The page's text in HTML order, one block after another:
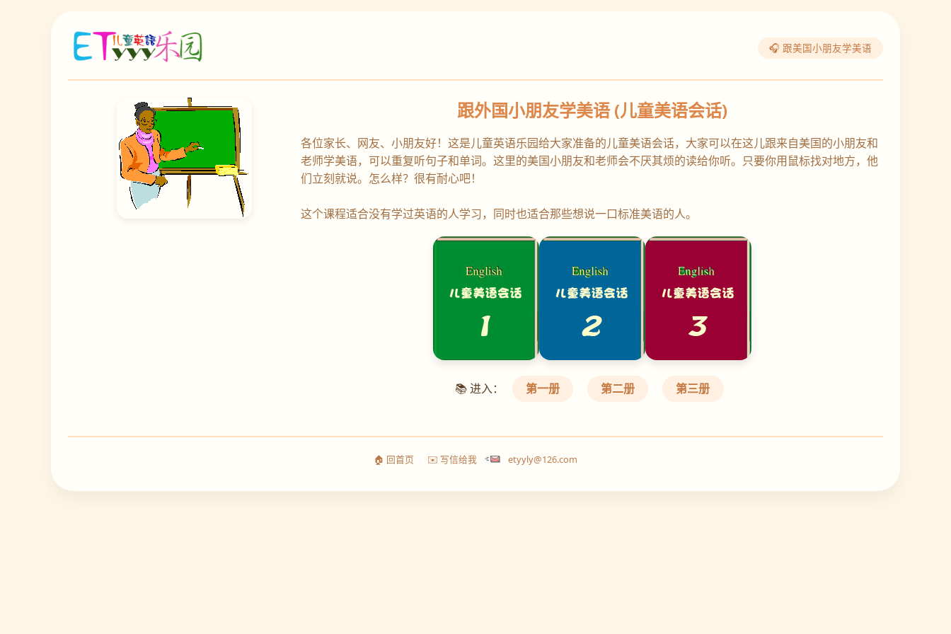
🎧 跟美国小朋友学美语
跟外国小朋友学美语 (儿童美语会话)
各位家长、网友、小朋友好！这是儿童英语乐园给大家准备的儿童美语会话，大家可以在这儿跟来自美国的小朋友和
老师学美语，可以重复听句子和单词。这里的美国小朋友和老师会不厌其烦的读给你听。只要你用鼠标找对地方，他
们立刻就说。怎么样？很有耐心吧！
这个课程适合没有学过英语的人学习，同时也适合那些想说一口标准美语的人。
📚 进入： 第一册 第二册 第三册
🏠 回首页 ✉️ 写信给我 etyyly@126.com